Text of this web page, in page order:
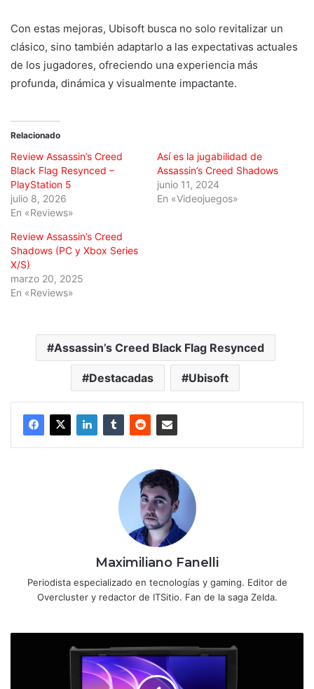
Con estas mejoras, Ubisoft busca no solo revitalizar un
clásico, sino también adaptarlo a las expectativas actuales
de los jugadores, ofreciendo una experiencia más
profunda, dinámica y visualmente impactante.
Relacionado
Review Assassin’s Creed
Black Flag Resynced –
PlayStation 5
julio 8, 2026
En «Reviews»
Así es la jugabilidad de
Assassin’s Creed Shadows
junio 11, 2024
En «Videojuegos»
Review Assassin’s Creed
Shadows (PC y Xbox Series
X/S)
marzo 20, 2025
En «Reviews»
Assassin’s Creed Black Flag Resynced
Destacadas Ubisoft
Maximiliano Fanelli
Periodista especializado en tecnologías y gaming. Editor de
Overcluster y redactor de ITSitio. Fan de la saga Zelda.